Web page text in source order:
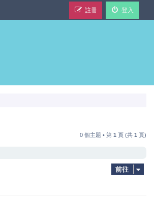
登入
註冊
0 個主題 • 第 1 頁 (共 1 頁)
前往